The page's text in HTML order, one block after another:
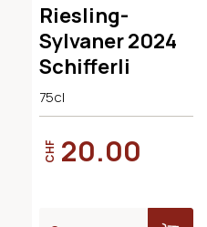
Suisse
Riesling-
Sylvaner 2024
Schifferli
75cl
CHF 20.00